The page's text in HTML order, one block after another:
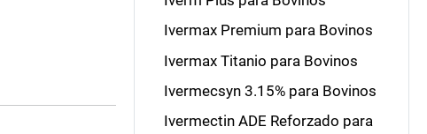
Ivermax Premium para Bovinos
Ivermax Titanio para Bovinos
Ivermecsyn 3.15% para Bovinos
Ivermectin ADE Reforzado para